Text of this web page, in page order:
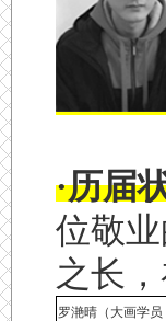
·历届
位敬
之长
罗滟晴（大画学员